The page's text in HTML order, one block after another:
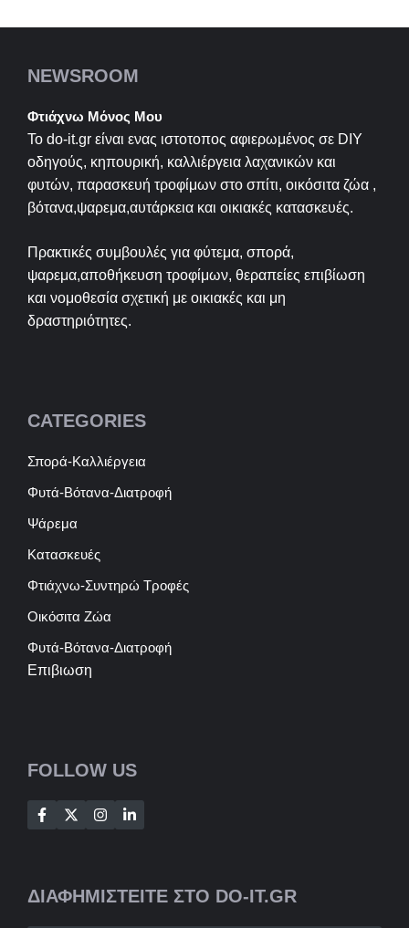
NEWSROOM
Φτιάχνω Μόνος Μου
Το do-it.gr είναι ενας ιστοτοπος αφιερωμένος σε DIY
οδηγούς, κηπουρική, καλλιέργεια λαχανικών και
φυτών, παρασκευή τροφίμων στο σπίτι, οικόσιτα ζώα ,
βότανα,ψαρεμα,αυτάρκεια και οικιακές κατασκευές.
Πρακτικές συμβουλές για φύτεμα, σπορά,
ψαρεμα,αποθήκευση τροφίμων, θεραπείες επιβίωση
και νομοθεσία σχετική με οικιακές και μη
δραστηριότητες.
CATEGORIES
Σπορά-Καλλιέργεια
Φυτά-Βότανα-Διατροφή
Ψάρεμα
Κατασκευές
Φτιάχνω-Συντηρώ Τροφές
Οικόσιτα Ζώα
Φυτά-Βότανα-Διατροφή
Επιβιωση
FOLLOW US
ΔΙΑΦΗΜΙΣΤΕΙΤΕ ΣΤΟ DO-IT.GR